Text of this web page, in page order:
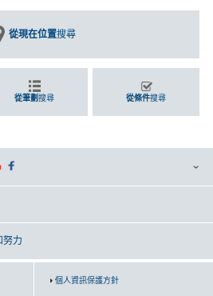
從筆劃搜尋 從條件搜尋
從現在位置搜尋
努力
個人資訊保護方針